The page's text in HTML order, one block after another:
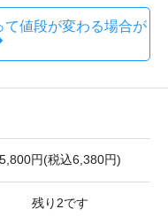
値段が変わる場合が
5,800円(税込6,380円)
残り2です